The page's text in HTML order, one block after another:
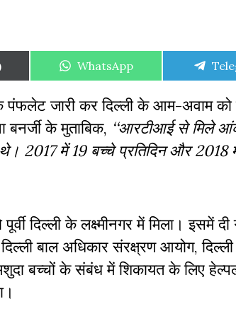
Share
WhatsApp
पंफलेट जारी कर दिल्ली के आम-अवाम
के मुताबिक, ‘‘आरटीआई से मिले
2017 में 19 बच्चे प्रतिदिन और 2018
दिल्ली के लक्ष्मीनगर में मिला। इसमें
बाल अधिकार संरक्ष्रण आयोग,
बच्चों के संबंध में शिकायत के लिए